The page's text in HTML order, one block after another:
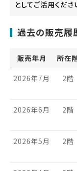
としてご活用くださ
過去の販売履
販売年月 所在
2026年7月 2階
2026年6月 2階
2026年5月 2階